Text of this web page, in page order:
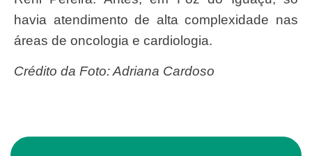
havia atendimento de alta complexidade nas
áreas de oncologia e cardiologia.
Crédito da Foto: Adriana Cardoso